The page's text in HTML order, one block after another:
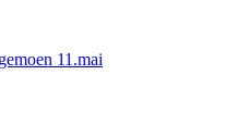
11.mai